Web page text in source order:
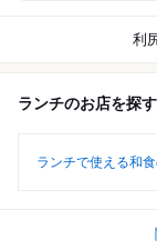
利
ランチのお店を探す
ランチで使える和